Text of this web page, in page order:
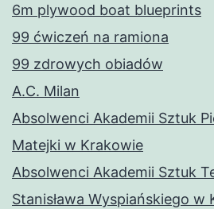
6m plywood boat blueprints
99 ćwiczeń na ramiona
99 zdrowych obiadów
A.C. Milan
Absolwenci Akademii Sztuk
Matejki w Krakowie
Absolwenci Akademii Sztuk
Stanisława Wyspiańskiego w